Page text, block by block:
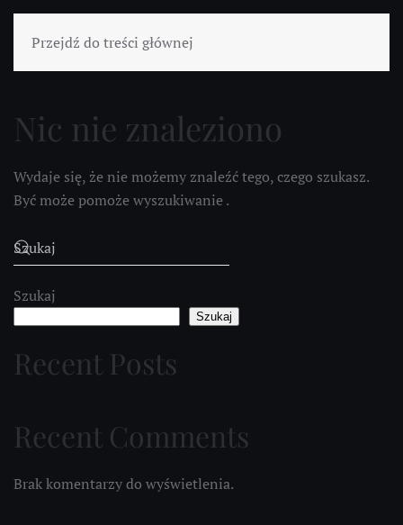
Przejdź do treści głównej
Nic nie znaleziono
Wydaje się, że nie możemy znaleźć tego, czego szukasz.
Być może pomoże wyszukiwanie .
Szukaj
Szukaj
Recent Posts
Recent Comments
Brak komentarzy do wyświetlenia.